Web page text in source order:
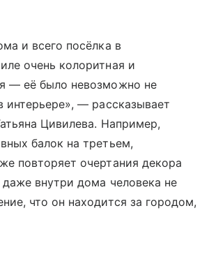
и всего посёлка в
очень колоритная и
— её было невозможно не
интерьере», — рассказывает
Цивилева. Например,
балок на третьем,
повторяет очертания декора
внутри дома человека не
что он находится за городом,